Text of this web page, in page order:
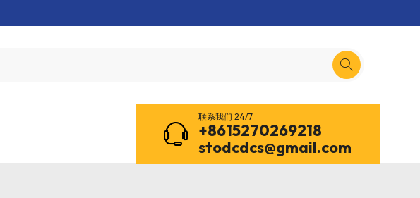
联系我们 24/7
+8615270269218
stodcdcs@gmail.com